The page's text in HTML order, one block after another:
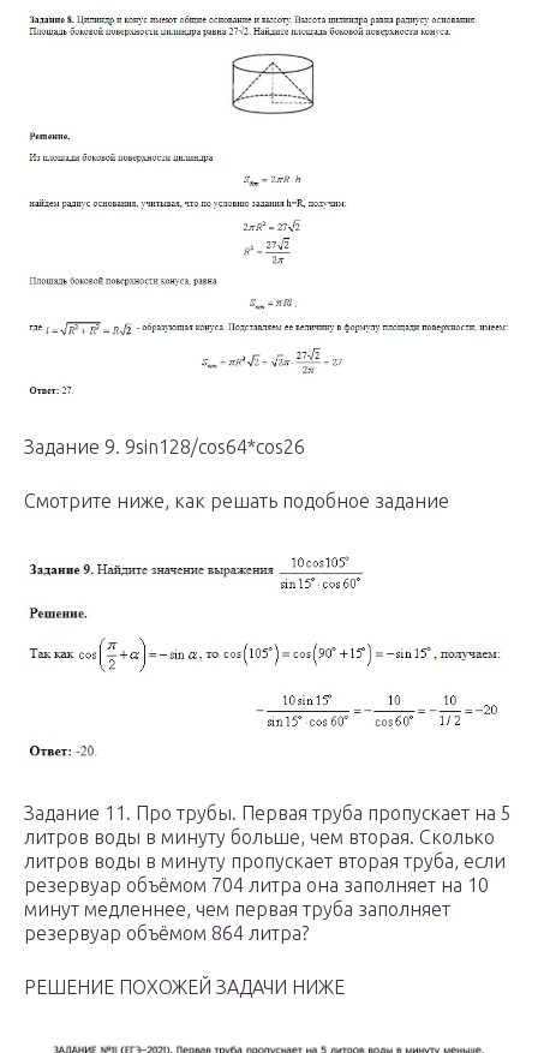
Задание 9. 9sin128/cos64*cos26
Смотрите ниже, как решать подобное задание
Задание 11. Про трубы. Первая труба пропускает на 5
литров воды в минуту больше, чем вторая. Сколько
литров воды в минуту пропускает вторая труба, если
резервуар объёмом 704 литра она заполняет на 10
минут медленнее, чем первая труба заполняет
резервуар объёмом 864 литра?
РЕШЕНИЕ ПОХОЖЕЙ ЗАДАЧИ НИЖЕ